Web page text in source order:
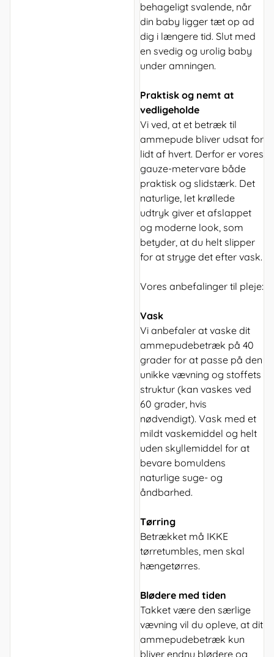
behageligt svalende, når
din baby ligger tæt op ad
dig i længere tid. Slut med
en svedig og urolig baby
under amningen.
Praktisk og nemt at
vedligeholde
Vi ved, at et betræk til
ammepude bliver udsat for
lidt af hvert. Derfor er vores
gauze-metervare både
praktisk og slidstærk. Det
naturlige, let krøllede
udtryk giver et afslappet
og moderne look, som
betyder, at du helt slipper
for at stryge det efter vask.
Vores anbefalinger til pleje:
Vask
Vi anbefaler at vaske dit
ammepudebetræk på 40
grader for at passe på den
unikke vævning og stoffets
struktur (kan vaskes ved
60 grader, hvis
nødvendigt). Vask med et
mildt vaskemiddel og helt
uden skyllemiddel for at
bevare bomuldens
naturlige suge- og
åndbarhed.
Tørring
Betrækket må IKKE
tørretumbles, men skal
hængetørres.
Blødere med tiden
Takket være den særlige
vævning vil du opleve, at dit
ammepudebetræk kun
bliver endnu blødere og